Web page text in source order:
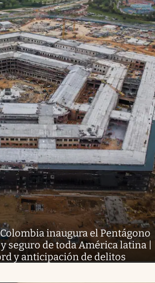
Colombia inaugura el Pentágono
seguro de toda América latina |
y anticipación de delitos